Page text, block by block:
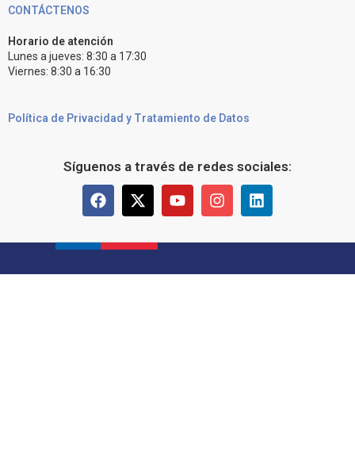
CONTÁCTENOS
Horario de atención
Lunes a jueves: 8:30 a 17:30
Viernes: 8:30 a 16:30
Política de Privacidad y Tratamiento de Datos
Síguenos a través de redes sociales: